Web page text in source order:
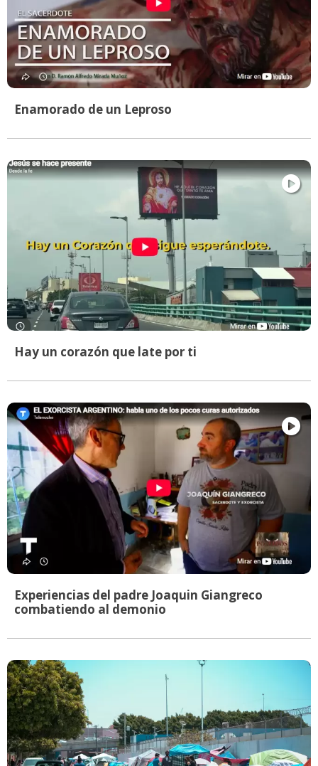
Enamorado de un Leproso
Hay un corazón que late por ti
Experiencias del padre Joaquin Giangreco
combatiendo al demonio